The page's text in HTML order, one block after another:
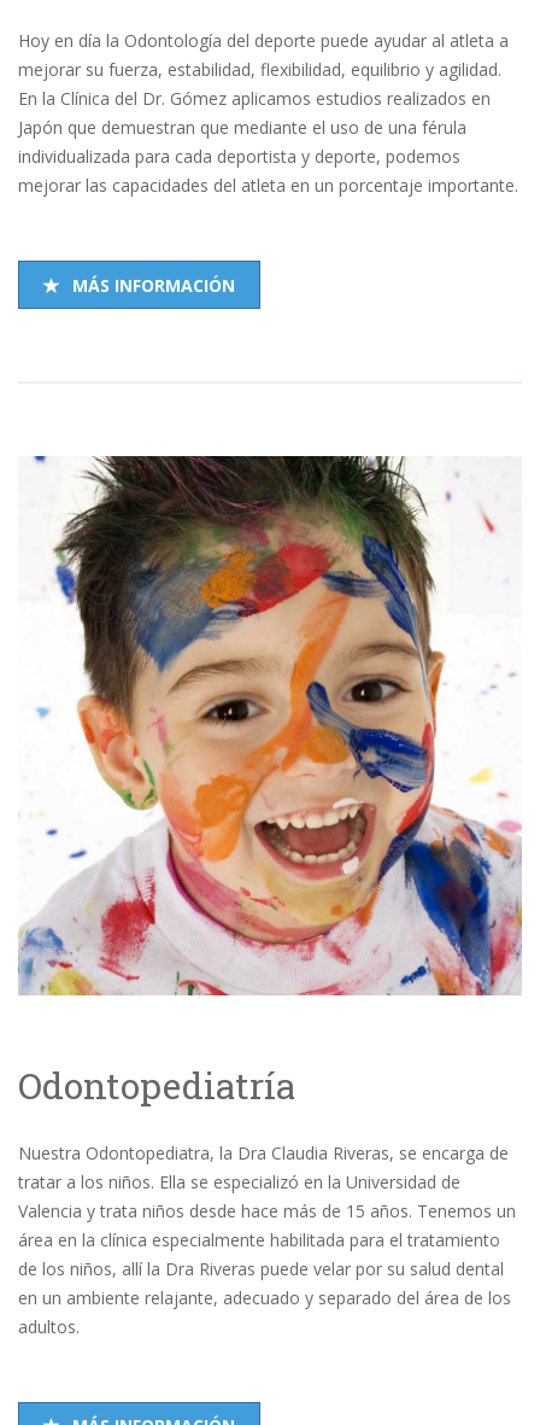
Hoy en día la Odontología del deporte puede ayudar al atleta a
mejorar su fuerza, estabilidad, flexibilidad, equilibrio y agilidad.
En la Clínica del Dr. Gómez aplicamos estudios realizados en
Japón que demuestran que mediante el uso de una férula
individualizada para cada deportista y deporte, podemos
mejorar las capacidades del atleta en un porcentaje importante.
MÁS INFORMACIÓN
Odontopediatría
Nuestra Odontopediatra, la Dra Claudia Riveras, se encarga de
tratar a los niños. Ella se especializó en la Universidad de
Valencia y trata niños desde hace más de 15 años. Tenemos un
área en la clínica especialmente habilitada para el tratamiento
de los niños, allí la Dra Riveras puede velar por su salud dental
en un ambiente relajante, adecuado y separado del área de los
adultos.